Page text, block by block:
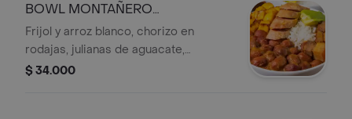
BOWL MONTAÑERO
AGREGADOR
Frijol y arroz blanco, chorizo en
rodajas, julianas de aguacate,
chicharrón crocante, cubos de
$ 34.000